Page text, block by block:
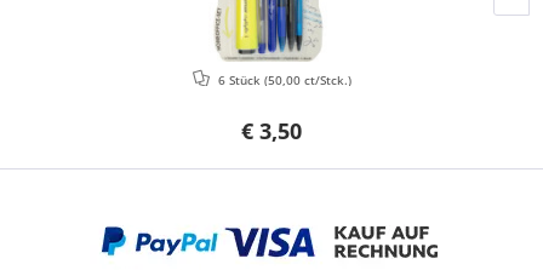
€ 3,50
6 Stück (50,00 ct/Stck.)